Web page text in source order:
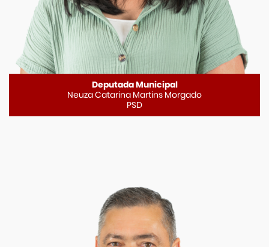
Deputada Municipal
Neuza Catarina Martins Morgado
PSD